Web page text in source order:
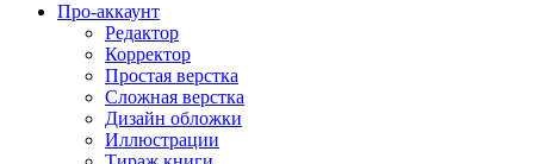
Про-аккаунт
Редактор
Корректор
Простая верстка
Сложная верстка
Дизайн обложки
Иллюстрации